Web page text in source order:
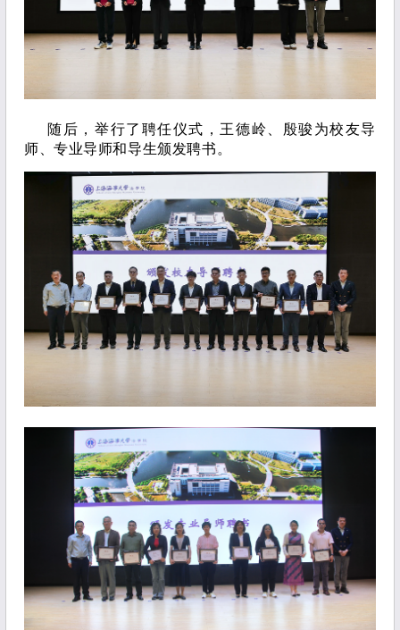
随后，举行了聘任仪式，王德岭、殷骏为校友导
师、专业导师和导生颁发聘书。